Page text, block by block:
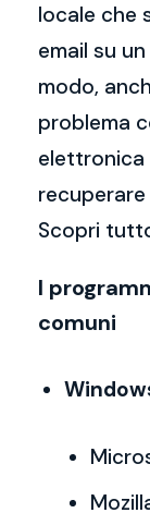
locale che
email su
modo,
problema
elettronica
Scopri
I
comuni